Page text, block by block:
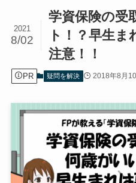
学資保険の受
ト！？早生
注意！！
2021
8/02
PR 疑問を解決 2018年8月